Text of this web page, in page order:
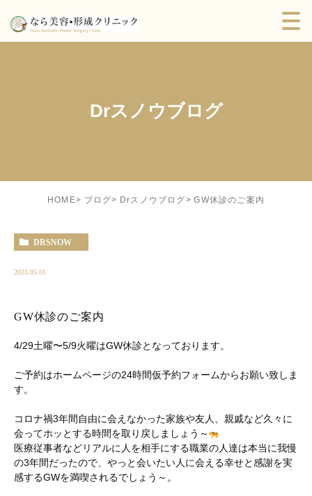
Drスノウブログ
HOME ブログ Drスノウブログ GW休診のご案内
DRSNOW
2023.05.01
GW休診のご案内
4/29土曜〜5/9火曜はGW休診となっております。
ご予約はホームページの24時間仮予約フォームからお願い致しま
す。
コロナ禍3年間自由に会えなかった家族や友人、親戚など久々に
会ってホッとする時間を取り戻しましょう～
医療従事者などリアルに人を相手にする職業の人達は本当に我慢
の3年間だったので、やっと会いたい人に会える幸せと感謝を実
感するGWを満喫されるでしょう～。